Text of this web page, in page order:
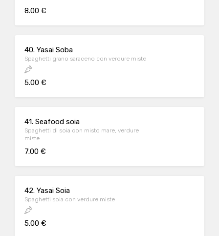
8.00 €
40. Yasai Soba
Spaghetti grano saraceno con verdure miste
5.00 €
41. Seafood soia
Spaghetti di soia con misto mare, verdure
miste
7.00 €
42. Yasai Soia
Spaghetti soia con verdure miste
5.00 €